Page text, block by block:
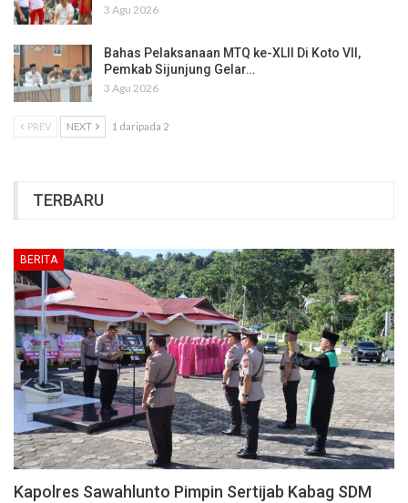
3 Agu 2026
Bahas Pelaksanaan MTQ ke-XLII Di Koto VII,
Pemkab Sijunjung Gelar…
3 Agu 2026
PREV NEXT 1 daripada 2
TERBARU
BERITA
Kapolres Sawahlunto Pimpin Sertijab Kabag SDM